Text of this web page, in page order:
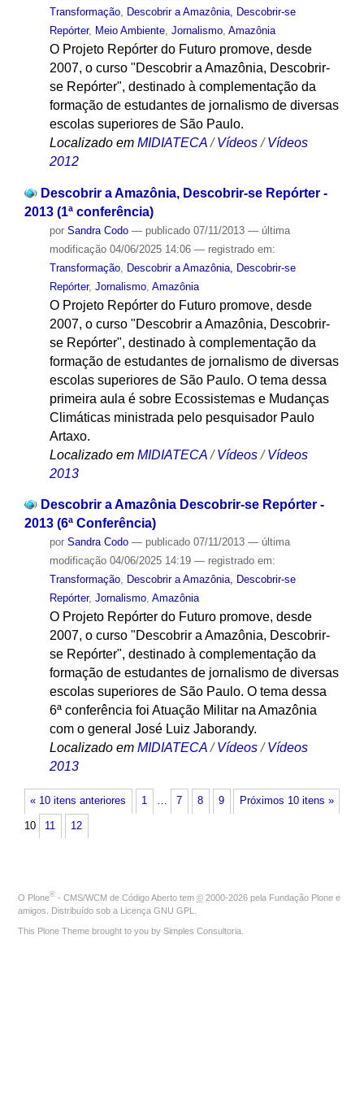
Transformação,
Descobrir a Amazônia, Descobrir-se
Repórter, Meio Ambiente, Jornalismo, Amazônia
O Projeto Repórter do Futuro promove, desde
2007, o curso "Descobrir a Amazônia, Descobrir-
se Repórter", destinado à complementação da
formação de estudantes de jornalismo de diversas
escolas superiores de São Paulo.
Localizado em MIDIATECA /Vídeos /Vídeos
2012
Descobrir a Amazônia, Descobrir-se Repórter -
2013 (1ª conferência)
por Sandra Codo — publicado07/11/2013 — última
modificação04/06/2025 14:06 — registrado em:
Transformação, Descobrir a Amazônia, Descobrir-se
Repórter, Jornalismo, Amazônia
O Projeto Repórter do Futuro promove, desde
2007, o curso "Descobrir a Amazônia, Descobrir-
se Repórter", destinado à complementação da
formação de estudantes de jornalismo de diversas
escolas superiores de São Paulo. O tema dessa
primeira aula é sobre Ecossistemas e Mudanças
Climáticas ministrada pelo pesquisador Paulo
Artaxo.
Localizado em MIDIATECA /Vídeos /Vídeos
2013
Descobrir a Amazônia Descobrir-se Repórter -
2013 (6ª Conferência)
por Sandra Codo — publicado07/11/2013 — última
modificação04/06/2025 14:19 — registrado em:
Transformação, Descobrir a Amazônia, Descobrir-se
Repórter, Jornalismo, Amazônia
O Projeto Repórter do Futuro promove, desde
2007, o curso "Descobrir a Amazônia, Descobrir-
se Repórter", destinado à complementação da
formação de estudantes de jornalismo de diversas
escolas superiores de São Paulo. O tema dessa
6ª conferência foi Atuação Militar na Amazônia
com o general José Luiz Jaborandy.
Localizado em MIDIATECA /Vídeos /Vídeos
2013
« 10 itens anteriores Próximos 10 itens »
1 … 7 8 9
10 11 12
O Plone® - CMS/WCM de Código Aberto tem © 2000-2026 pela Fundação Plone e
amigos. Distribuído sob a Licença GNU GPL
This Plone Theme brought to you by Simples Consultoria